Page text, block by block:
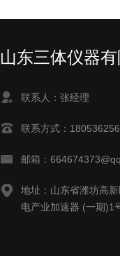
山东三体仪器有
联系人：张经理
联系方式：
邮箱：
地址：山东省潍坊高
电产业加速器 (一期)1